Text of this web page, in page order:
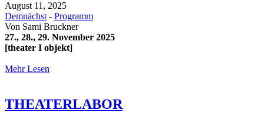
August 11, 2025
Demnächst - Programm
Von Sami Bruckner
27., 28., 29. November 2025
[theater I objekt]
Mehr Lesen
THEATERLABOR